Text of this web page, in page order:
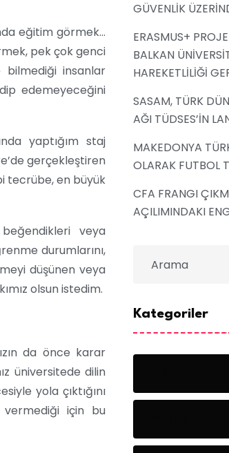
eğitim görmek…
pek çok genci
insanlar
edemeyeceğini
yaptığım staj
gerçekleştiren
tecrübe, en büyük
beğendikleri veya
durumlarını,
düşünen veya
olsun istedim.
da önce karar
üniversitede dilin
yola çıktığını
için bu
GÜVENLİK
ERASMUS+
BALKAN
HAREKETLİLİĞİ
SASAM, TÜRK
AĞI TÜDSES’İN
MAKEDONYA
OLARAK FUTBOL
CFA FRANGI
AÇILIMINDAKI
Kategoriler